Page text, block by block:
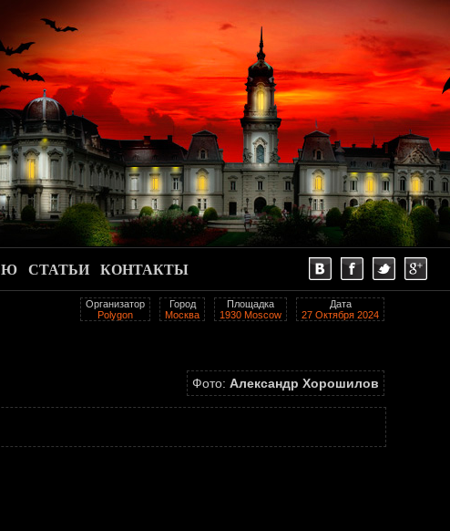
СТАТЬИ КОНТАКТЫ
Дата
27 Октября 2024
Площадка
1930 Moscow
Город
Москва
Организатор
Polygon
Фото: Александр Хорошилов